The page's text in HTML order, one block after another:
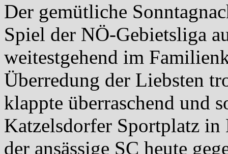
Der gemütliche
Spiel der NÖ-Gebietsliga
weitestgehend im
Überredung der Liebsten
klappte überraschend und
Katzelsdorfer Sportplatz
der ansässige SC heute